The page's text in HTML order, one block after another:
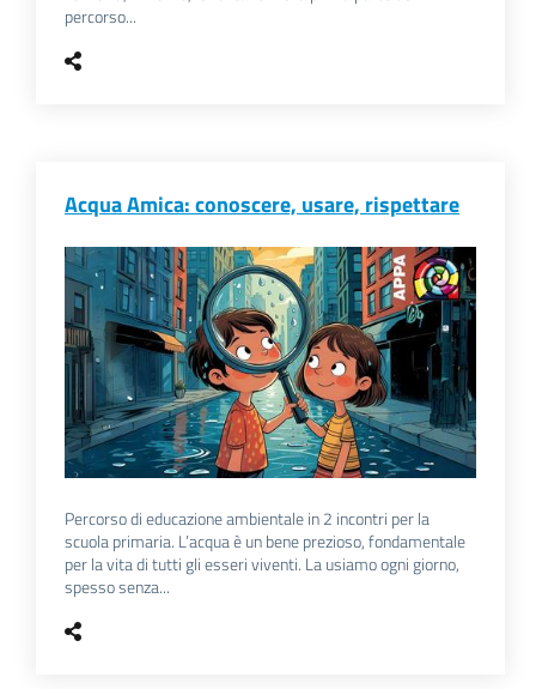
percorso...
Acqua Amica: conoscere, usare, rispettare
Percorso di educazione ambientale in 2 incontri per la
scuola primaria. L’acqua è un bene prezioso, fondamentale
per la vita di tutti gli esseri viventi. La usiamo ogni giorno,
spesso senza...